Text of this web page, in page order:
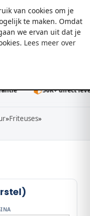
van cookies om je
te maken. Omdat
we ervan uit dat je
Lees meer over
0
50K+ direct leverbaar
»Friteuses»